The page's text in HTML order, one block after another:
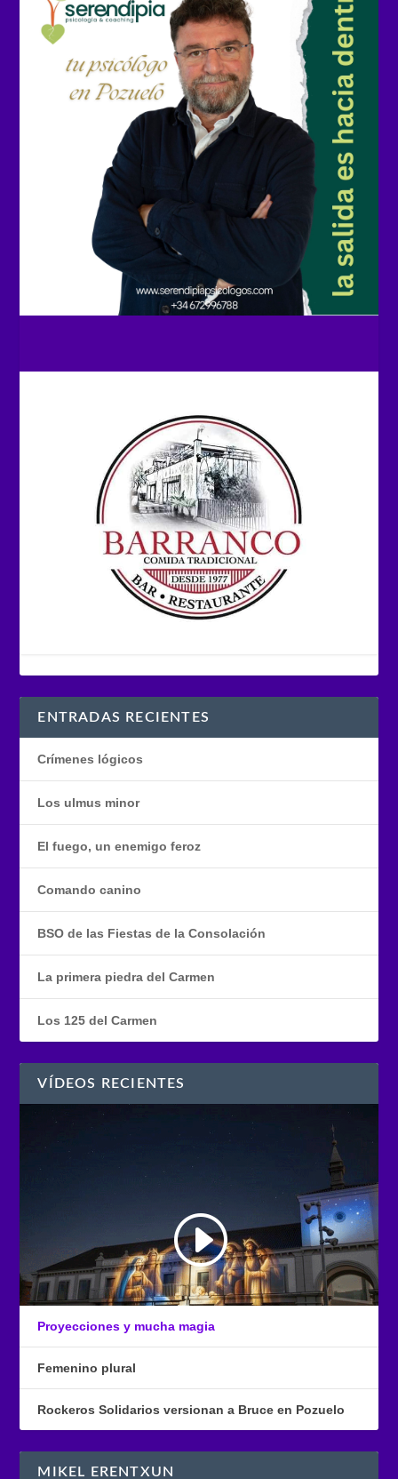
ENTRADAS RECIENTES
Crímenes lógicos
Los ulmus minor
El fuego, un enemigo feroz
Comando canino
BSO de las Fiestas de la Consolación
La primera piedra del Carmen
Los 125 del Carmen
VÍDEOS RECIENTES
Proyecciones y mucha magia
Femenino plural
Rockeros Solidarios versionan a Bruce en Pozuelo
MIKEL ERENTXUN